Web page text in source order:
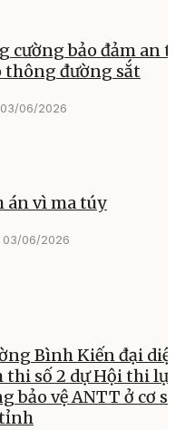
cường bảo đảm an
thông đường sắt
03/06/2026
án vì ma túy
03/06/2026
Bình Kiến đại
thi số 2 dự Hội thi
bảo vệ ANTT ở cơ